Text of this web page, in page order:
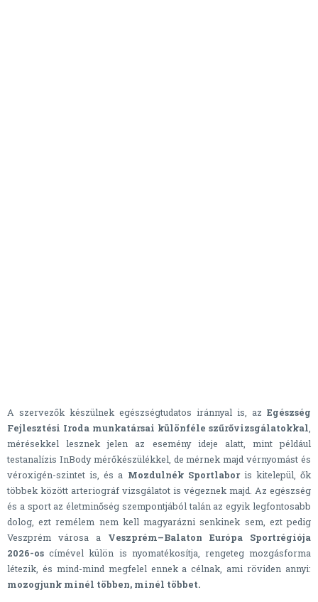
A szervezők készülnek egészségtudatos iránnyal is, az Egészség
Fejlesztési Iroda munkatársai különféle szűrővizsgálatokkal
mérésekkel lesznek jelen az esemény ideje alatt, mint például
testanalízis InBody mérőkészülékkel, de mérnek majd vérnyomást és
véroxigén-szintet is, és a Mozdulnék Sportlabor is kitelepül, ők
többek között arteriográf vizsgálatot is végeznek majd. Az egészség
és a sport az életminőség szempontjából talán az egyik legfontosabb
dolog, ezt remélem nem kell magyarázni senkinek sem, ezt pedig
Veszprém városa a Veszprém–Balaton Európa Sportrégiója
2026-oscímével külön is nyomatékosítja, rengeteg mozgásforma
létezik, és mind-mind megfelel ennek a célnak, ami röviden annyi:
mozogjunk minél többen, minél többet.